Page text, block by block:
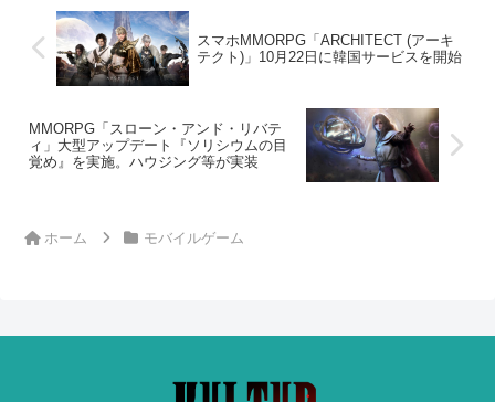
スマホMMORPG「ARCHITECT (アーキ
テクト)」10月22日に韓国サービスを開始
MMORPG「スローン・アンド・リバテ
ィ」大型アップデート『ソリシウムの目
覚め』を実施。ハウジング等が実装
ホーム モバイルゲーム